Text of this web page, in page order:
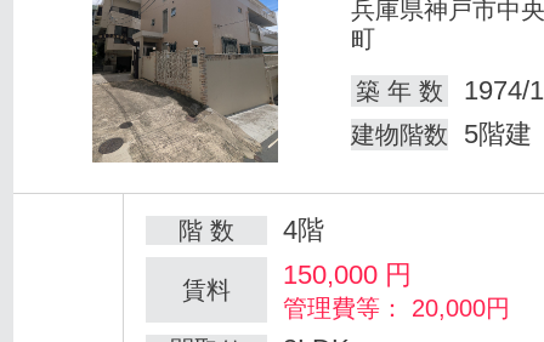
兵庫県神戸市中
町
築 年 数
1974/
建物階数 5階建
階 数 4階
賃料 150,000 円
管理費等： 20,000円